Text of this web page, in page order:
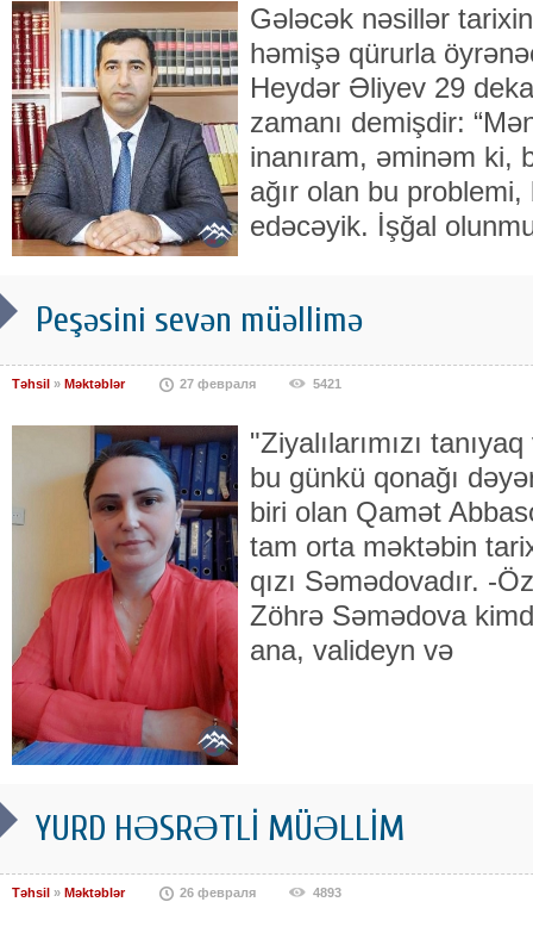
Gələcək nəsillər
həmişə qürurla
Heydər Əliyev 29
zamanı demişdir:
inanıram, əminəm ki,
ağır olan bu
edəcəyik. İşğal
Peşəsini sevən müəllimə
Təhsil » Məktəblər 27 февраля 5421
"Ziyalılarımızı
bu günkü qonağı
biri olan Qamət
tam orta məktəbin
qızı Səmədovadır. -
Zöhrə Səmədova
ana, valideyn və
YURD HƏSRƏTLİ MÜƏLLİM
Təhsil » Məktəblər 26 февраля 4893